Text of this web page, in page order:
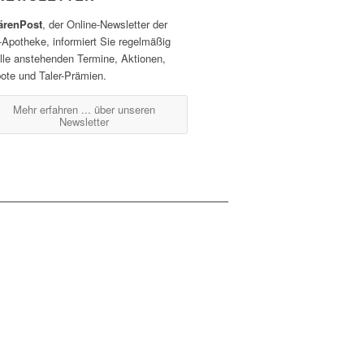
, der Online-Newsletter der
Apotheke, informiert Sie regelmäßig
anstehenden Termine, Aktionen,
und Taler-Prämien.
Mehr erfahren ... über unseren
Newsletter